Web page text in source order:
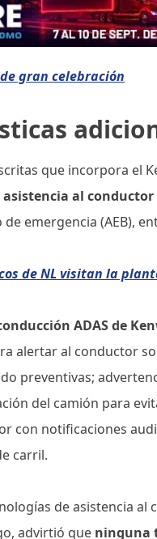
gran celebración
que incorpora el
asistencia al
emergencia (AEB),
de NL visitan la
ADAS de
alertar al conductor
preventivas;
del camión para
con notificaciones
carril.
de asistencia
advirtió que ninguna